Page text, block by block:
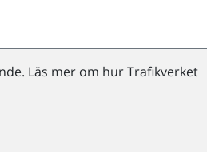
Läs mer om hur Trafikverket